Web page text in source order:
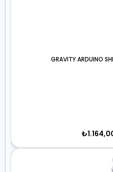
GRAVITY ARDUINO